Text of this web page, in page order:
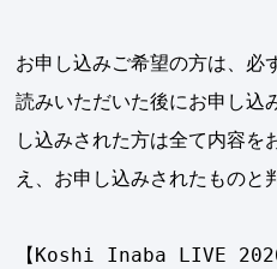
お申し込みご希望の方は、必
読みいただいた後にお申し込
し込みされた方は全て内容を
え、お申し込みされたものと
【Koshi Inaba LIVE